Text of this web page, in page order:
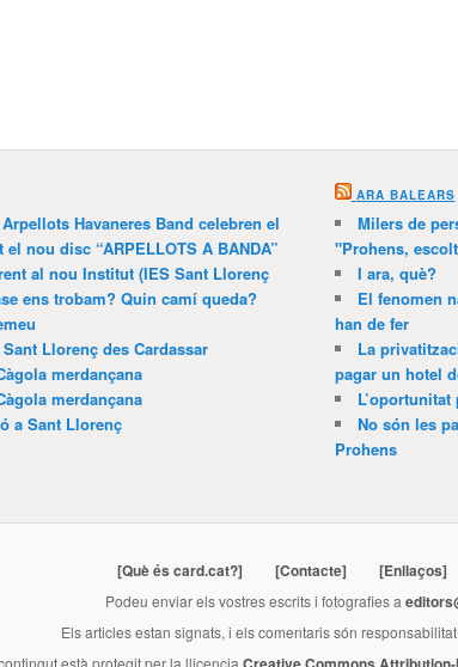
Havaneres Band celebren el
nou disc “ARPELLOTS A BANDA”
al nou Institut (IES Sant Llorenç
ens trobam? Quin camí queda?
Llorenç des Cardassar
merdançana
merdançana
a Sant Llorenç
ARA BALEARS
Milers de
"Prohens,
I ara, què?
El fenomen
han de fer
La
pagar un hotel
L’oportunitat
No són les
Prohens
[Què és card.cat?] [Contacte] [Enllaços]
Podeu enviar els vostres escrits i fotografies a
Els articles estan signats, i els comentaris són